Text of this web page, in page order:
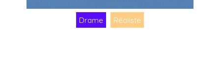
Drame Réaliste